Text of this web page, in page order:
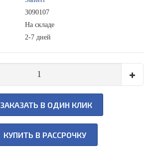
3090107
На складе
2-7 дней
ЗАКАЗАТЬ В ОДИН КЛИК
КУПИТЬ В РАССРОЧКУ